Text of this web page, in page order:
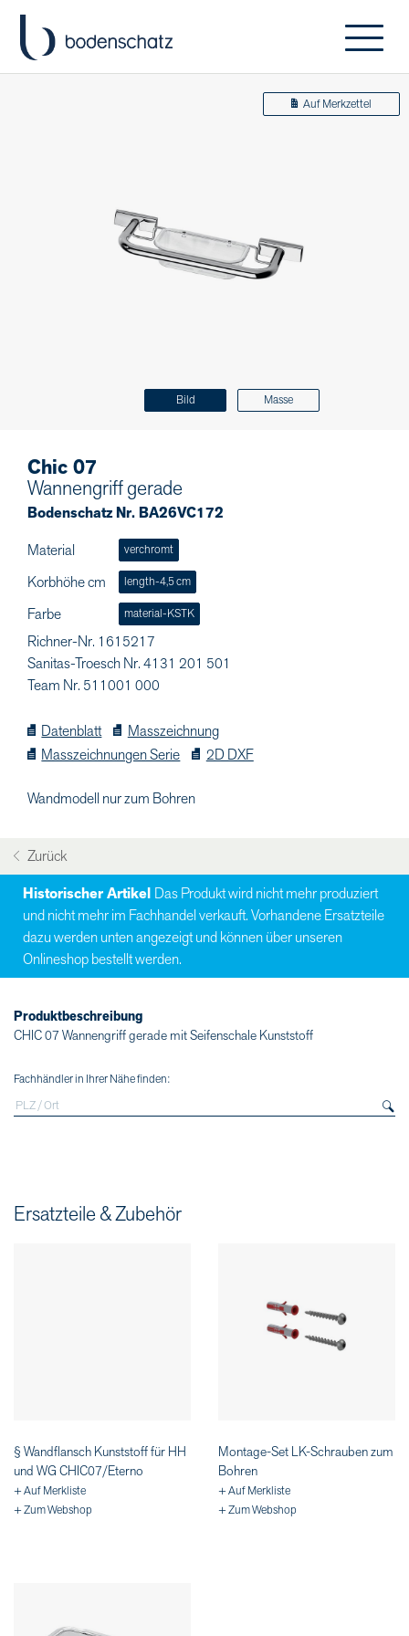
Bild Masse
Auf Merkzettel
Chic 07
Wannengriff gerade
Bodenschatz Nr. BA26VC172
Material
verchromt
Korbhöhe cm length-4,5 cm
Farbe material-KSTK
Richner-Nr. 1615217
Sanitas-Troesch Nr. 4131 201 501
Team Nr. 511001 000
Datenblatt
Masszeichnung
Masszeichnungen Serie
2D DXF
Wandmodell nur zum Bohren
Zurück
Historischer Artikel Das Produkt wird nicht mehr produziert
und nicht mehr im Fachhandel verkauft. Vorhandene Ersatzteile
dazu werden unten angezeigt und können über unseren
Onlineshop bestellt werden.
Produktbeschreibung
CHIC 07 Wannengriff gerade mit Seifenschale Kunststoff
Fachhändler in Ihrer Nähe finden:
Ersatzteile & Zubehör
§ Wandflansch Kunststoff für HH
und WG CHIC07/Eterno
+ Auf Merkliste
+ Zum Webshop
Montage-Set LK-Schrauben zum
Bohren
+ Auf Merkliste
+ Zum Webshop